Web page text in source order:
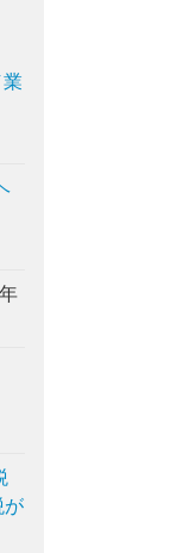
が